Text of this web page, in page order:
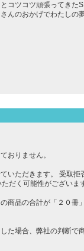
コツコツ頑張ってきた
んのおかげでわたしの
おりません。
いただきます。 受取拒
だく可能性がございま
品の合計が「２０冊」
た場合、弊社の判断で